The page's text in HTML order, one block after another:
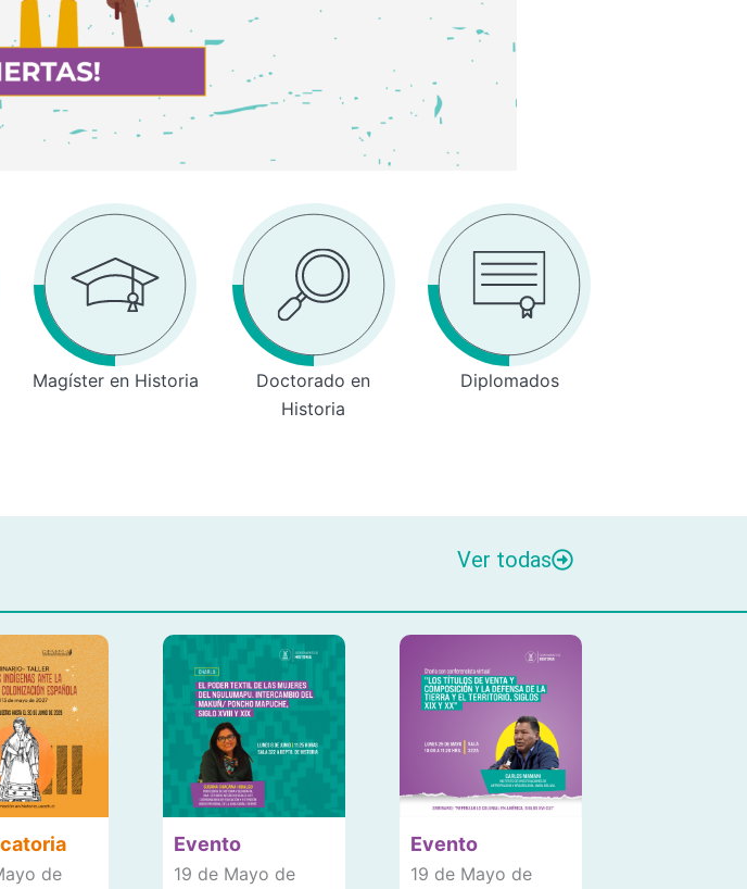
Magíster en Historia
Doctorado en
Historia
Diplomados
Ver todas
de
Evento
19 de Mayo de
Evento
19 de Mayo de